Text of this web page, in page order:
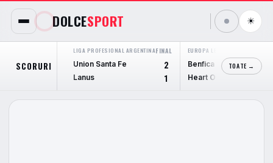
DOLCESPORT ☀
SCORURI
LIGA PROFESIONAL ARGENTINAFINAL
Union Santa Fe
2
Lanus 1
EUROPA LEAGUE
Benfica
6
Heart Of Midlothian
TOATE →